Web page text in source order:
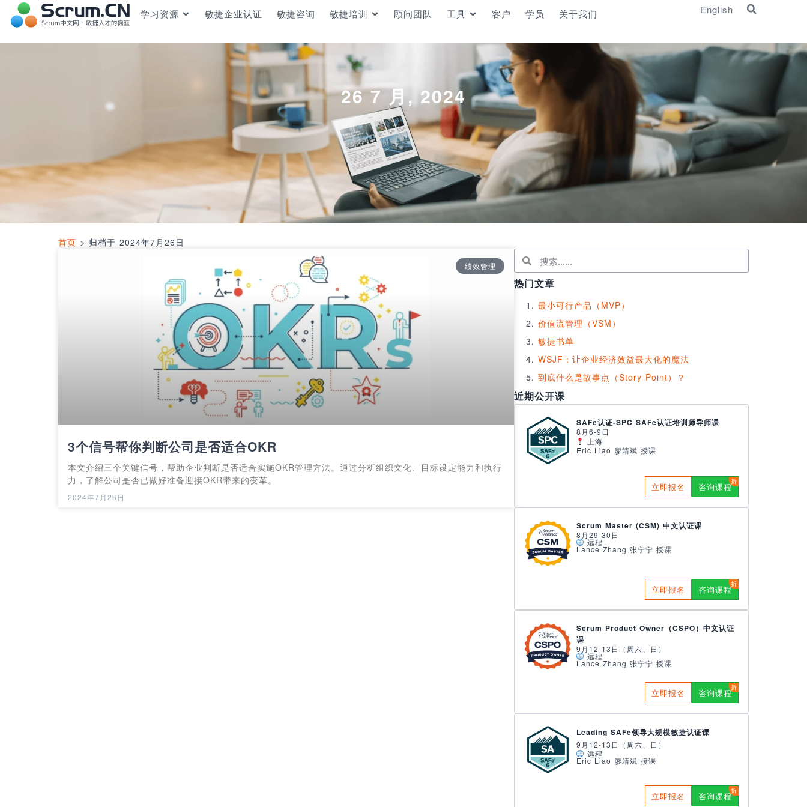
学习资源 敏捷企业认证 敏捷咨询 敏捷培训 顾问团队 工具 客户 学员 关于我们 English
26 7 月, 2024
首页 > 归档于 2024年7月26日
绩效管理
3个信号帮你判断公司是否适合OKR
本文介绍三个关键信号，帮助企业判断是否适合实施OKR管理方法。通过分析组织文化、目标设定能力和执行
力，了解公司是否已做好准备迎接OKR带来的变革。
2024年7月26日
热门文章
最小可行产品（MVP）
价值流管理（VSM）
敏捷书单
WSJF：让企业经济效益最大化的魔法
到底什么是故事点（Story Point）？
近期公开课
SAFe认证-SPC SAFe认证培训师导师课
8月6-9日
上海
Eric Liao 廖靖斌 授课
立即报名 咨询课程
Scrum Master (CSM) 中文认证课
8月29-30日
远程
Lance Zhang 张宁宁 授课
立即报名 咨询课程
Scrum Product Owner（CSPO）中文认证
课
9月12-13日（周六、日）
远程
Lance Zhang 张宁宁 授课
立即报名 咨询课程
Leading SAFe领导大规模敏捷认证课
9月12-13日（周六、日）
远程
Eric Liao 廖靖斌 授课
立即报名 咨询课程